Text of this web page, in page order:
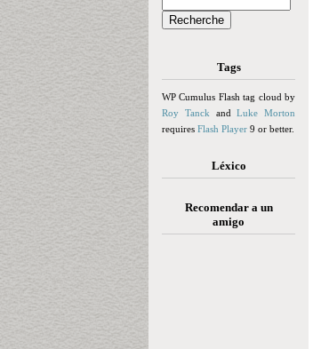
Tags
WP Cumulus Flash tag cloud by
Roy Tanck andLuke Morton
requires Flash Player 9 or better.
Léxico
Recomendar a un
amigo